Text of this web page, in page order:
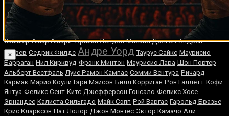
Глен Джонсон Джонни Болдуин Дэймон МакКрири Иппо Гала
Майк
Колберт Вячеслав Сенченко Игорь Пилипенко Джошуа Клотти Стив
Вальдес Мэнни Пакьяо Гленн Ирисарри
Кристиан
Хаммер Амар Амари Брайан Лондон Михаил Долгов Андрей
Князев Седрик Филдс Андре Уорд Таурус Сайкс Маурисио
Барраган Нил Кирквуд Фрэнк Минтон Мaурисиo Лaрa Шон Портер
Альберт Вестфаль Луис Рамон Кампас Сэмми Вентура Ричард
Кармак Марио Коули Гэри Мэйсон Билл Корриган Рон Галлетт Кофи
Янтуа Феликс Сент-Китс Джефферсон Гонсало Феликс Хосе
Эрнандес Калиста Сильгадо Майк Сэпп Рэй Варгас Гарольд Бразье
Крис Кларксон Пат Лолор Джон Монтес Эктор Камачо Али
×